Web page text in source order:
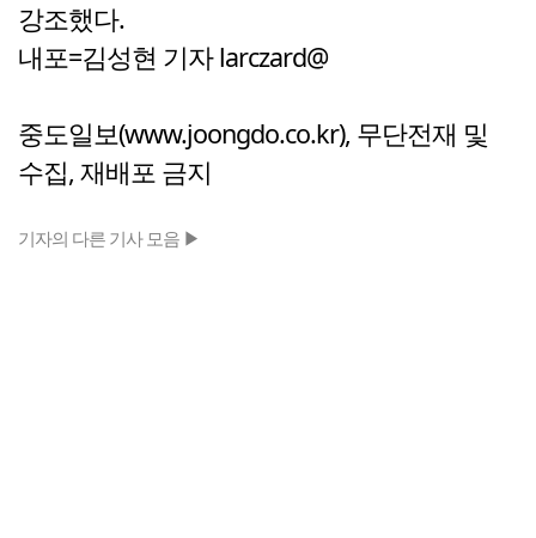
강조했다.
내포=김성현 기자 larczard@
중도일보(www.joongdo.co.kr), 무단전재 및
수집, 재배포 금지
기자의 다른 기사 모음 ▶